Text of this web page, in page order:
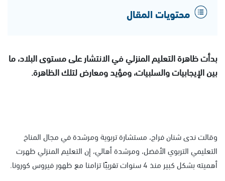
محتويات المقال
بدأت ظاهرة التعليم المنزلي في الانتشار على مستوى البلاد، ما
بين الإيجابيات والسلبيات، ومؤيد ومعارض لتلك الظاهرة.
وقالت ندى شنان فراج، مستشارة تربوية ومرشدة في مجال المناخ
التعليمي التربوي الأفضل، ومرشدة أهالي، إن التعليم المنزلي ظهرت
أهميته بشكل كبير منذ 4 سنوات تقريبًا تزامنا مع ظهور فيروس كورونا.